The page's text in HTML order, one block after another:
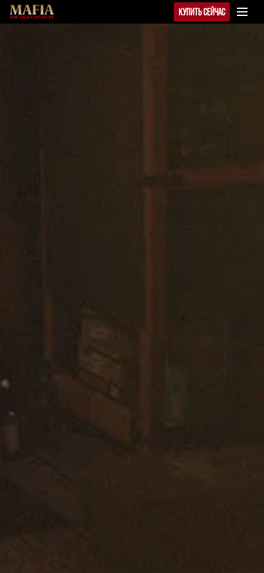
КУПИТЬ СЕЙЧАС